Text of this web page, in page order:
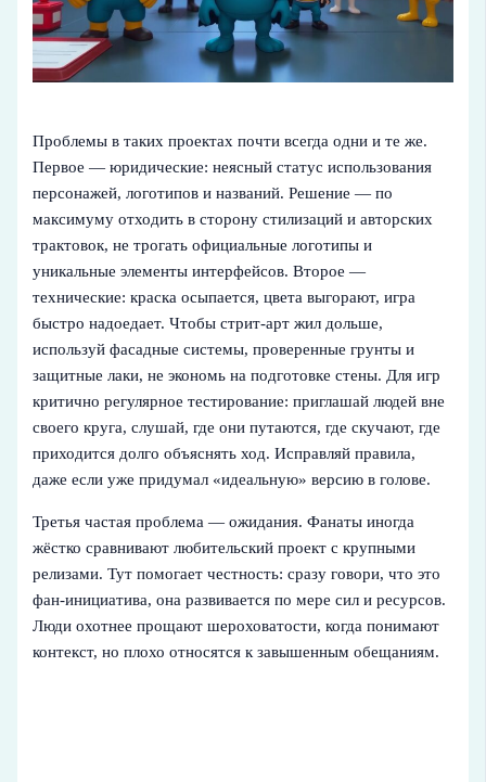
Проблемы в таких проектах почти всегда одни и те же.
Первое — юридические: неясный статус использования
персонажей, логотипов и названий. Решение — по
максимуму отходить в сторону стилизаций и авторских
трактовок, не трогать официальные логотипы и
уникальные элементы интерфейсов. Второе —
технические: краска осыпается, цвета выгорают, игра
быстро надоедает. Чтобы стрит-арт жил дольше,
используй фасадные системы, проверенные грунты и
защитные лаки, не экономь на подготовке стены. Для игр
критично регулярное тестирование: приглашай людей вне
своего круга, слушай, где они путаются, где скучают, где
приходится долго объяснять ход. Исправляй правила,
даже если уже придумал «идеальную» версию в голове.
Третья частая проблема — ожидания. Фанаты иногда
жёстко сравнивают любительский проект с крупными
релизами. Тут помогает честность: сразу говори, что это
фан-инициатива, она развивается по мере сил и ресурсов.
Люди охотнее прощают шероховатости, когда понимают
контекст, но плохо относятся к завышенным обещаниям.